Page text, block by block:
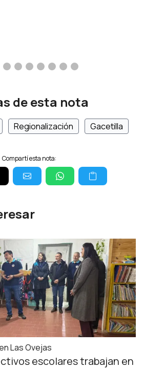
de esta nota
Regionalización Gacetilla
Compartí esta nota:
Las Ovejas
escolares trabajan en